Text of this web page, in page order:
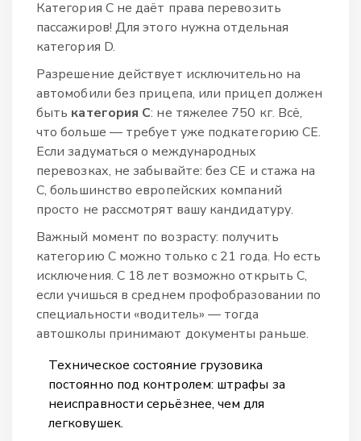
Категория C не даёт права перевозить
пассажиров! Для этого нужна отдельная
категория D.
Разрешение действует исключительно на
автомобили без прицепа, или прицеп должен
быть категория C: не тяжелее 750 кг. Всё,
что больше — требует уже подкатегорию CE.
Если задуматься о международных
перевозках, не забывайте: без CE и стажа на
C, большинство европейских компаний
просто не рассмотрят вашу кандидатуру.
Важный момент по возрасту: получить
категорию C можно только с 21 года. Но есть
исключения. С 18 лет возможно открыть C,
если учишься в среднем профобразовании по
специальности «водитель» — тогда
автошколы принимают документы раньше.
Техническое состояние грузовика
постоянно под контролем: штрафы за
неисправности серьёзнее, чем для
легковушек.